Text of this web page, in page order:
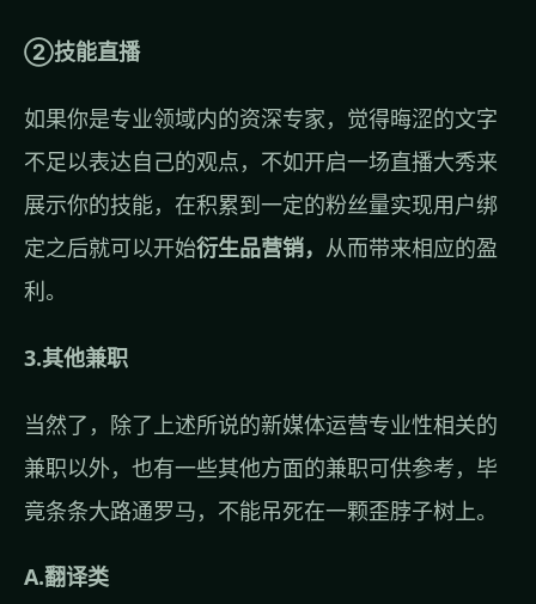
②技能直播
如果你是专业领域内的资深专家，觉得晦涩的文字
不足以表达自己的观点，不如开启一场直播大秀来
展示你的技能，在积累到一定的粉丝量实现用户绑
定之后就可以开始衍生品营销， 从而带来相应的盈
利。
3.其他兼职
当然了，除了上述所说的新媒体运营专业性相关的
兼职以外，也有一些其他方面的兼职可供参考，毕
竟条条大路通罗马，不能吊死在一颗歪脖子树上。
A.翻译类